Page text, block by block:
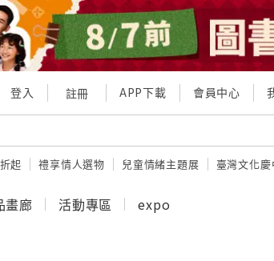
登入 註冊 APP下載 會員中心
起 禮享情人選物 兒童情緒主題展 臺灣文化慶
畫廊 活動專區 expo